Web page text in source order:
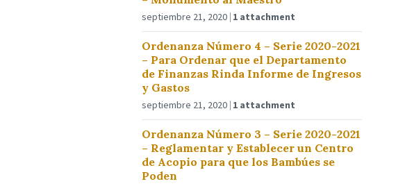
septiembre 21, 2020 1 attachment
Ordenanza Número 4 – Serie 2020-2021
– Para Ordenar que el Departamento
de Finanzas Rinda Informe de Ingresos
y Gastos
septiembre 21, 2020 1 attachment
Ordenanza Número 3 – Serie 2020-2021
– Reglamentar y Establecer un Centro
de Acopio para que los Bambúes se
Poden